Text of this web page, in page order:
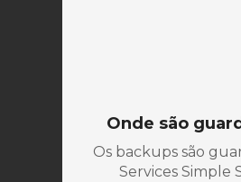
Onde são
Os backups são
Services Simple